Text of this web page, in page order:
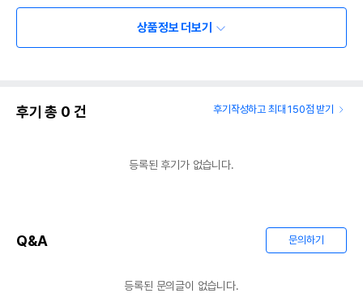
상품정보 더보기
후기 총 0 건 후기작성하고 최대 150점 받기
등록된 후기가 없습니다.
Q&A 문의하기
등록된 문의글이 없습니다.